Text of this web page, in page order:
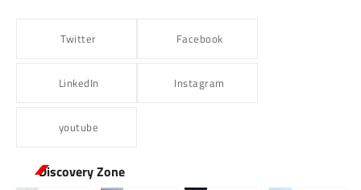
Twitter Facebook
LinkedIn Instagram
youtube
Discovery Zone